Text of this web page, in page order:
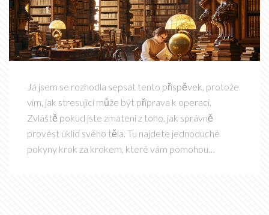
Já jsem se rozhodla sepsat tento příspěvek, protože
vím, jak stresující může být příprava k operaci.
Zvláště pokud jste zmateni z toho, jak správně
provést úklid svého těla. Tu najdete jednoduché
pokyny krok za krokem, které vám pomohou